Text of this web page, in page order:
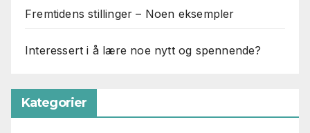
Fremtidens stillinger – Noen eksempler
Interessert i å lære noe nytt og spennende?
Kategorier